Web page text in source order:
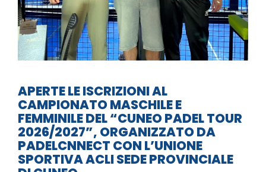
APERTE LE ISCRIZIONI AL
CAMPIONATO MASCHILE E
FEMMINILE DEL “CUNEO PADEL TOUR
2026/2027”, ORGANIZZATO DA
PADELCNNECT CON L’UNIONE
SPORTIVA ACLI SEDE PROVINCIALE